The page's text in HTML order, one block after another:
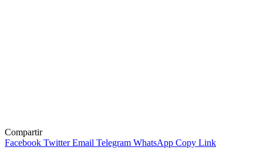
Compartir
Facebook Twitter Email Telegram WhatsApp Copy Link